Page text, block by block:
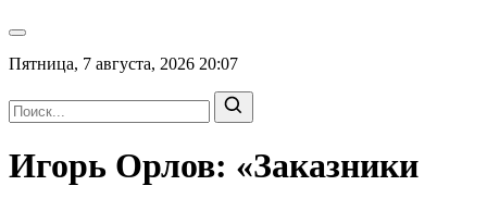
Пятница, 7 августа, 2026 20:07
Игорь Орлов: «Заказники